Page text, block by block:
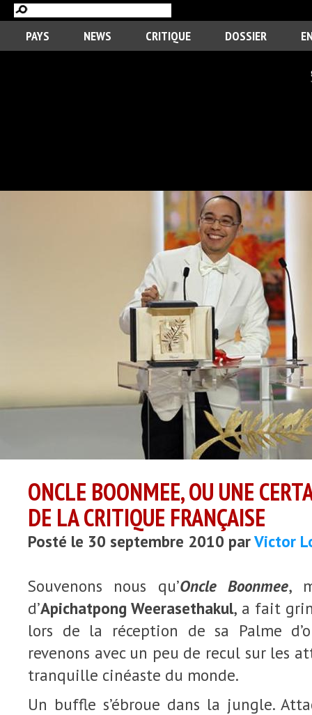
PAYS NEWS CRITIQUE DOSSIER
ONCLE BOONMEE, OU UNE
DE LA CRITIQUE FRANÇAISE
Posté le 30 septembre 2010 parVictor
Souvenons nous qu’Oncle Boonmee,
d’Apichatpong Weerasethakul, a fait
lors de la réception de sa Palme
revenons avec un peu de recul sur les
tranquille cinéaste du monde.
Un buffle s’ébroue dans la jungle.